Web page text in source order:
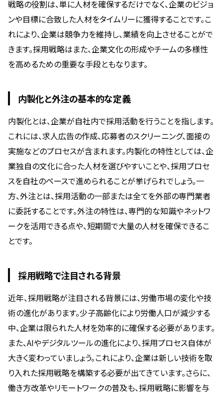
戦略の役割は、単に人材を確保するだけでなく、企業のビジョ
ンや目標に合致した人材をタイムリーに獲得することです。こ
れにより、企業は競争力を維持し、業績を向上させることがで
きます。採用戦略はまた、企業文化の形成やチームの多様性
を高めるための重要な手段ともなります。
内製化と外注の基本的な定義
内製化とは、企業が自社内で採用活動を行うことを指します。
これには、求人広告の作成、応募者のスクリーニング、面接の
実施などのプロセスが含まれます。内製化の特性としては、企
業独自の文化に合った人材を選びやすいことや、採用プロセ
スを自社のペースで進められることが挙げられでしょう。一
方、外注とは、採用活動の一部または全てを外部の専門業者
に委託することです。外注の特性は、専門的な知識やネットワ
ークを活用できる点や、短期間で大量の人材を確保できるこ
とです。
採用戦略で注目される背景
近年、採用戦略が注目される背景には、労働市場の変化や技
術の進化があります。少子高齢化により労働人口が減少する
中、企業は限られた人材を効率的に確保する必要があります。
また、AIやデジタルツールの進化により、採用プロセス自体が
大きく変わっていましょう。これにより、企業は新しい技術を取
り入れた採用戦略を構築する必要が出てきています。さらに、
働き方改革やリモートワークの普及も、採用戦略に影響を与